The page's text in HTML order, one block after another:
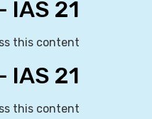
IAS 21 – שאלה פתוחה 22
this content
IAS 21 – שאלה פתוחה 21
this content